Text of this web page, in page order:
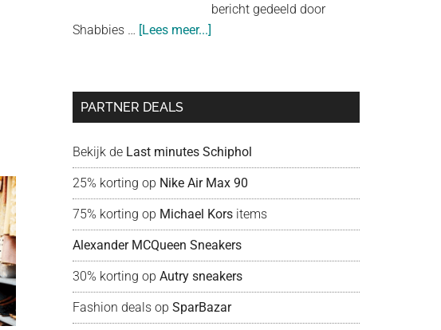
bericht gedeeld door
Shabbies … [Lees meer...]
liefde
PARTNER DEALS
Bekijk de Last minutes Schiphol
25% korting op Nike Air Max 90
75% korting op Michael Kors items
Alexander MCQueen Sneakers
30% korting op Autry sneakers
Fashion deals op SparBazar